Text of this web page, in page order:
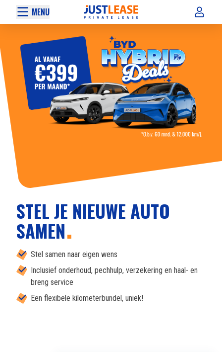
MENU
STEL JE NIEUWE AUTO
SAMEN
Stel samen naar eigen wens
Inclusief onderhoud, pechhulp, verzekering en haal- en
breng service
Een flexibele kilometerbundel, uniek!